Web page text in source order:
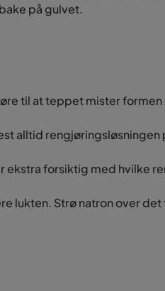
på gulvet.
til at teppet mister
alltid
ekstra forsiktig med hvilke
lukten. Strø natron over